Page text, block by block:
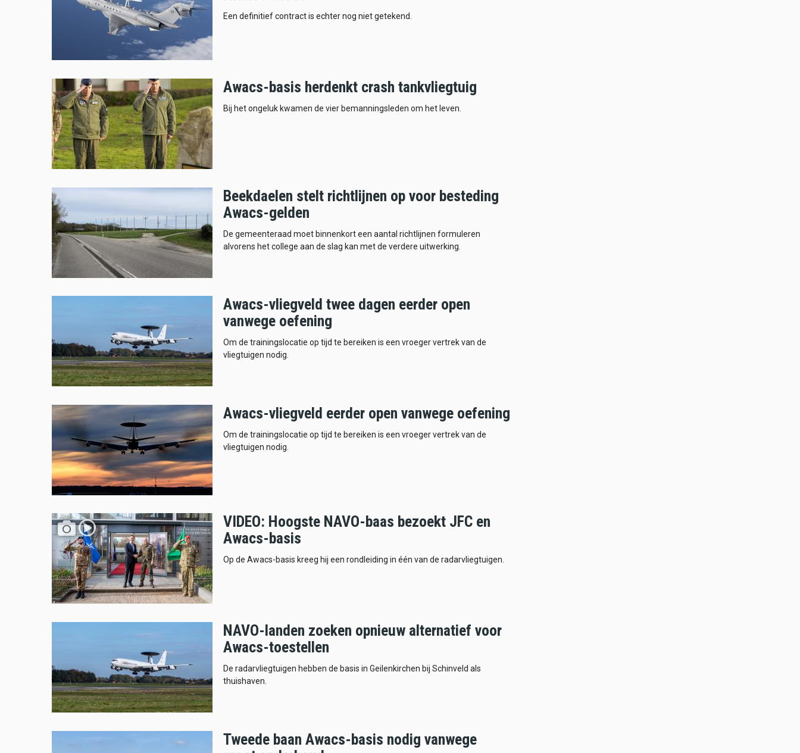
Een definitief contract is echter nog niet getekend.
Awacs-basis herdenkt crash tankvliegtuig
Bij het ongeluk kwamen de vier bemanningsleden om het leven.
Beekdaelen stelt richtlijnen op voor besteding
Awacs-gelden
De gemeenteraad moet binnenkort een aantal richtlijnen formuleren
alvorens het college aan de slag kan met de verdere uitwerking.
Awacs-vliegveld twee dagen eerder open
vanwege oefening
Om de trainingslocatie op tijd te bereiken is een vroeger vertrek van de
vliegtuigen nodig.
Awacs-vliegveld eerder open vanwege oefening
Om de trainingslocatie op tijd te bereiken is een vroeger vertrek van de
vliegtuigen nodig.
VIDEO: Hoogste NAVO-baas bezoekt JFC en
Awacs-basis
Op de Awacs-basis kreeg hij een rondleiding in één van de radarvliegtuigen.
NAVO-landen zoeken opnieuw alternatief voor
Awacs-toestellen
De radarvliegtuigen hebben de basis in Geilenkirchen bij Schinveld als
thuishaven.
Tweede baan Awacs-basis nodig vanwege